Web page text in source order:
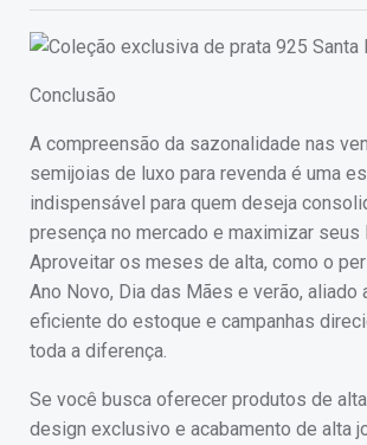
Conclusão
A compreensão da sazonalidade nas
semijoias de luxo para revenda é uma
indispensável para quem deseja
presença no mercado e maximizar seus
Aproveitar os meses de alta, como o
Ano Novo, Dia das Mães e verão, aliado
eficiente do estoque e campanhas
toda a diferença.
Se você busca oferecer produtos de
design exclusivo e acabamento de alta